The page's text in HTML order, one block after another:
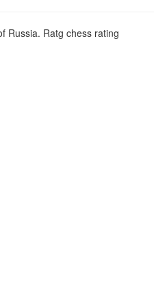
Russia. Ratg chess rating